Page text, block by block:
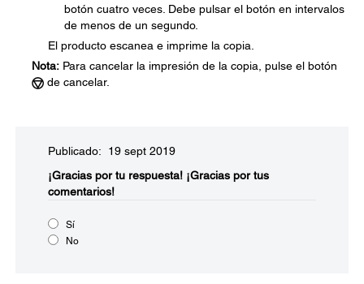
botón cuatro veces. Debe pulsar el botón en intervalos
de menos de un segundo.
El producto escanea e imprime la copia.
Nota: Para cancelar la impresión de la copia, pulse el botón
de cancelar.
Publicado: 19 sept 2019
¡Gracias por tu respuesta! ¡Gracias por tus
comentarios!
Sí
No